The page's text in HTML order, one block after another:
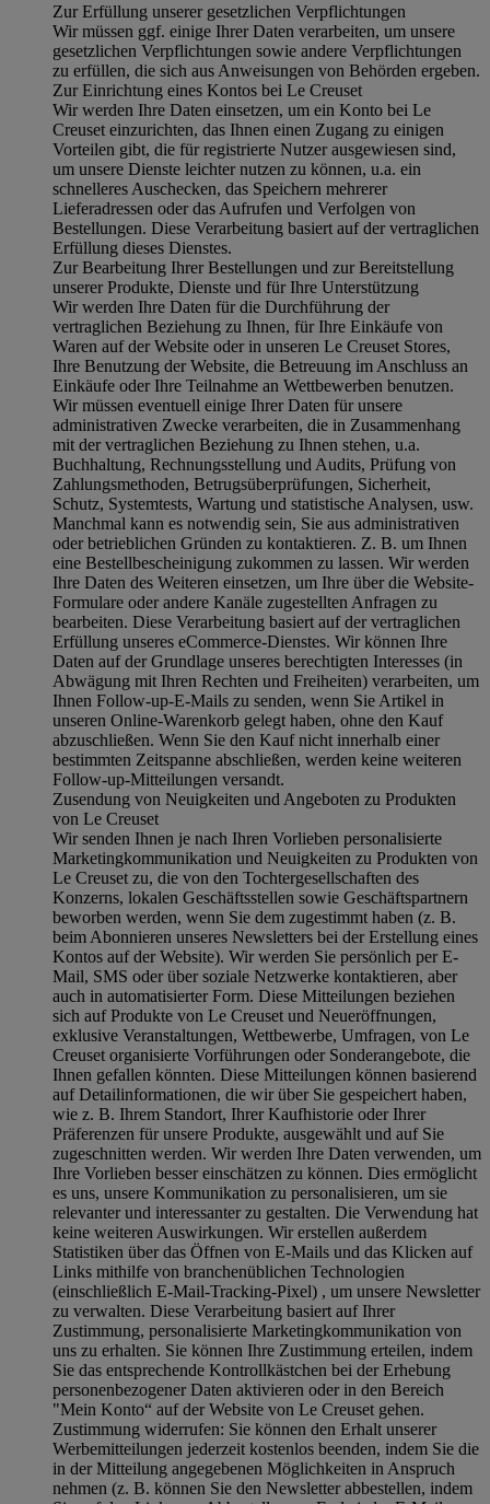
Zur Erfüllung unserer gesetzlichen Verpflichtungen
Wir müssen ggf. einige Ihrer Daten verarbeiten, um unsere
gesetzlichen Verpflichtungen sowie andere Verpflichtungen
zu erfüllen, die sich aus Anweisungen von Behörden ergeben.
Zur Einrichtung eines Kontos bei Le Creuset
Wir werden Ihre Daten einsetzen, um ein Konto bei Le
Creuset einzurichten, das Ihnen einen Zugang zu einigen
Vorteilen gibt, die für registrierte Nutzer ausgewiesen sind,
um unsere Dienste leichter nutzen zu können, u.a. ein
schnelleres Auschecken, das Speichern mehrerer
Lieferadressen oder das Aufrufen und Verfolgen von
Bestellungen. Diese Verarbeitung basiert auf der vertraglichen
Erfüllung dieses Dienstes.
Zur Bearbeitung Ihrer Bestellungen und zur Bereitstellung
unserer Produkte, Dienste und für Ihre Unterstützung
Wir werden Ihre Daten für die Durchführung der
vertraglichen Beziehung zu Ihnen, für Ihre Einkäufe von
Waren auf der Website oder in unseren Le Creuset Stores,
Ihre Benutzung der Website, die Betreuung im Anschluss an
Einkäufe oder Ihre Teilnahme an Wettbewerben benutzen.
Wir müssen eventuell einige Ihrer Daten für unsere
administrativen Zwecke verarbeiten, die in Zusammenhang
mit der vertraglichen Beziehung zu Ihnen stehen, u.a.
Buchhaltung, Rechnungsstellung und Audits, Prüfung von
Zahlungsmethoden, Betrugsüberprüfungen, Sicherheit,
Schutz, Systemtests, Wartung und statistische Analysen, usw.
Manchmal kann es notwendig sein, Sie aus administrativen
oder betrieblichen Gründen zu kontaktieren. Z. B. um Ihnen
eine Bestellbescheinigung zukommen zu lassen. Wir werden
Ihre Daten des Weiteren einsetzen, um Ihre über die Website-
Formulare oder andere Kanäle zugestellten Anfragen zu
bearbeiten. Diese Verarbeitung basiert auf der vertraglichen
Erfüllung unseres eCommerce-Dienstes. Wir können Ihre
Daten auf der Grundlage unseres berechtigten Interesses (in
Abwägung mit Ihren Rechten und Freiheiten) verarbeiten, um
Ihnen Follow-up-E-Mails zu senden, wenn Sie Artikel in
unseren Online-Warenkorb gelegt haben, ohne den Kauf
abzuschließen. Wenn Sie den Kauf nicht innerhalb einer
bestimmten Zeitspanne abschließen, werden keine weiteren
Follow-up-Mitteilungen versandt.
Zusendung von Neuigkeiten und Angeboten zu Produkten
von Le Creuset
Wir senden Ihnen je nach Ihren Vorlieben personalisierte
Marketingkommunikation und Neuigkeiten zu Produkten von
Le Creuset zu, die von den Tochtergesellschaften des
Konzerns, lokalen Geschäftsstellen sowie Geschäftspartnern
beworben werden, wenn Sie dem zugestimmt haben (z. B.
beim Abonnieren unseres Newsletters bei der Erstellung eines
Kontos auf der Website). Wir werden Sie persönlich per E-
Mail, SMS oder über soziale Netzwerke kontaktieren, aber
auch in automatisierter Form. Diese Mitteilungen beziehen
sich auf Produkte von Le Creuset und Neueröffnungen,
exklusive Veranstaltungen, Wettbewerbe, Umfragen, von Le
Creuset organisierte Vorführungen oder Sonderangebote, die
Ihnen gefallen könnten. Diese Mitteilungen können basierend
auf Detailinformationen, die wir über Sie gespeichert haben,
wie z. B. Ihrem Standort, Ihrer Kaufhistorie oder Ihrer
Präferenzen für unsere Produkte, ausgewählt und auf Sie
zugeschnitten werden. Wir werden Ihre Daten verwenden, um
Ihre Vorlieben besser einschätzen zu können. Dies ermöglicht
es uns, unsere Kommunikation zu personalisieren, um sie
relevanter und interessanter zu gestalten. Die Verwendung hat
keine weiteren Auswirkungen. Wir erstellen außerdem
Statistiken über das Öffnen von E-Mails und das Klicken auf
Links mithilfe von branchenüblichen Technologien
(einschließlich E-Mail-Tracking-Pixel) , um unsere Newsletter
zu verwalten. Diese Verarbeitung basiert auf Ihrer
Zustimmung, personalisierte Marketingkommunikation von
uns zu erhalten. Sie können Ihre Zustimmung erteilen, indem
Sie das entsprechende Kontrollkästchen bei der Erhebung
personenbezogener Daten aktivieren oder in den Bereich
"Mein Konto“ auf der Website von Le Creuset gehen.
Zustimmung widerrufen: Sie können den Erhalt unserer
Werbemitteilungen jederzeit kostenlos beenden, indem Sie die
in der Mitteilung angegebenen Möglichkeiten in Anspruch
nehmen (z. B. können Sie den Newsletter abbestellen, indem